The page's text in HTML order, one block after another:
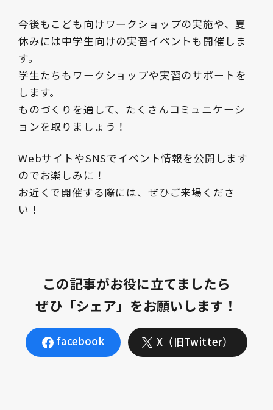
今後もこども向けワークショップの実施や、夏
休みには中学生向けの実習イベントも開催しま
す。
学生たちもワークショップや実習のサポートを
します。
ものづくりを通して、たくさんコミュニケーシ
ョンを取りましょう！
WebサイトやSNSでイベント情報を公開します
のでお楽しみに！
お近くで開催する際には、ぜひご来場くださ
い！
この記事がお役に立てましたら
ぜひ「シェア」をお願いします！
facebook X（旧Twitter）